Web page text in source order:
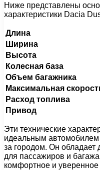
Ниже представлены
характеристики Dacia
Длина
Ширина
Высота
Колесная база
Объем багажника
Максимальная
Расход топлива
Привод
Эти технические
идеальным автомобилем
за городом. Он обладает
для пассажиров и
комфортное и